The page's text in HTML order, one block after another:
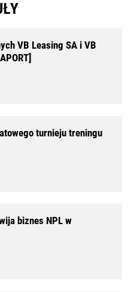
VB Leasing SA i VB
turnieju treningu
biznes NPL w